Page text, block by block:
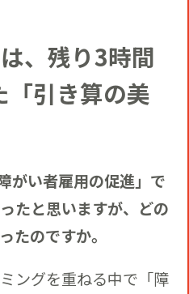
、残り3時間
「引き算の美
がい者雇用の促進」で
たと思いますが、どの
たのですか。
ングを重ねる中で「障